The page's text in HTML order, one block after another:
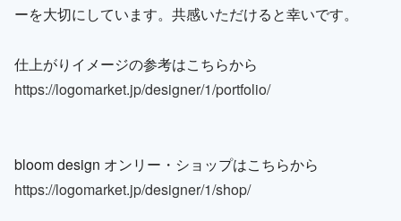
ーを大切にしています。共感いただけると幸いです。
仕上がりイメージの参考はこちらから
https://logomarket.jp/designer/1/portfolio/
bloom design オンリー・ショップはこちらから
https://logomarket.jp/designer/1/shop/